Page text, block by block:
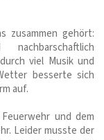
zusammen gehört:
viel Musik und
besserte sich
auf.
und dem
Leider musste der